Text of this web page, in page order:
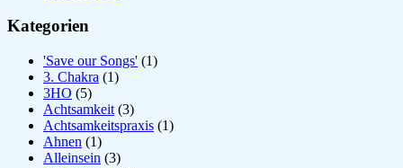
Kategorien
'Save our Songs' (1)
3. Chakra (1)
3HO (5)
Achtsamkeit (3)
Achtsamkeitspraxis (1)
Ahnen (1)
Alleinsein (3)